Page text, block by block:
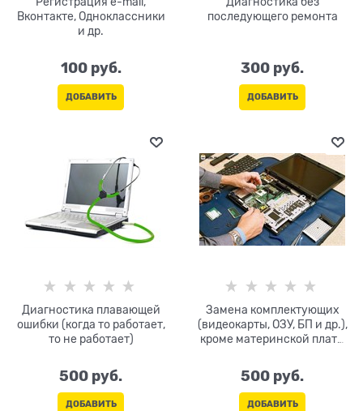
Вконтакте, Одноклассники
и др.
100 руб.
ДОБАВИТЬ
последующего ремонта
300 руб.
ДОБАВИТЬ
Диагностика плавающей
ошибки (когда то работает,
то не работает)
500 руб.
ДОБАВИТЬ
Замена комплектующих
(видеокарты, ОЗУ, БП и др.),
кроме материнской платы
500 руб.
ДОБАВИТЬ